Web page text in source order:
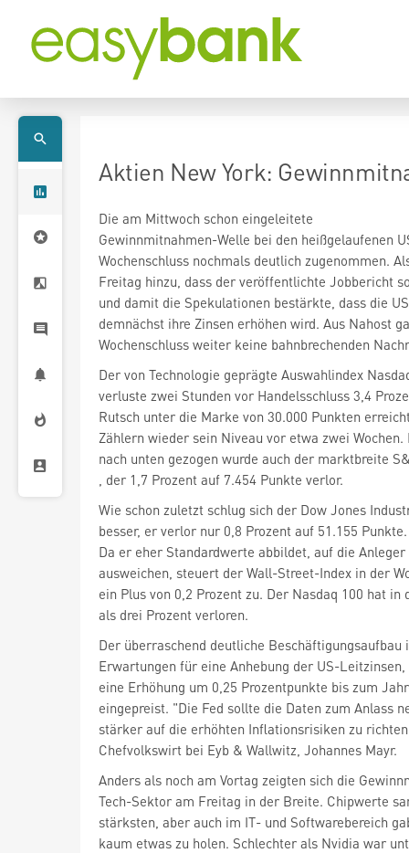
Aktien New York:
Die am Mittwoch schon eingeleitete
Gewinnmitnahmen-Welle bei den heißgelaufenen
Wochenschluss nochmals deutlich zugenommen.
Freitag hinzu, dass der veröffentlichte Jobbericht
und damit die Spekulationen bestärkte, dass die
demnächst ihre Zinsen erhöhen wird. Aus Nahost
Wochenschluss weiter keine bahnbrechenden
Der von Technologie geprägte Auswahlindex
verluste zwei Stunden vor Handelsschluss 3,4
Rutsch unter die Marke von 30.000 Punkten
Zählern wieder sein Niveau vor etwa zwei
, der 1,7 Prozent auf 7.454 Punkte verlor.
besser, er verlor nur 0,8 Prozent auf 51.155 Punkte.
Da er eher Standardwerte abbildet, auf die Anleger
ausweichen, steuert der Wall-Street-Index in der
ein Plus von 0,2 Prozent zu. Der Nasdaq 100 hat in
als drei Prozent verloren.
Der überraschend deutliche
Erwartungen für eine Anhebung der US-
eine Erhöhung um 0,25 Prozentpunkte bis zum
eingepreist. "Die Fed sollte die Daten zum Anlass
stärker auf die erhöhten Inflationsrisiken zu
Chefvolkswirt bei Eyb & Wallwitz, Johannes Mayr.
Anders als noch am Vortag zeigten sich die
Tech-Sektor am Freitag in der Breite. Chipwerte
stärksten, aber auch im IT- und Softwarebereich
kaum etwas zu holen. Schlechter als Nvidia war